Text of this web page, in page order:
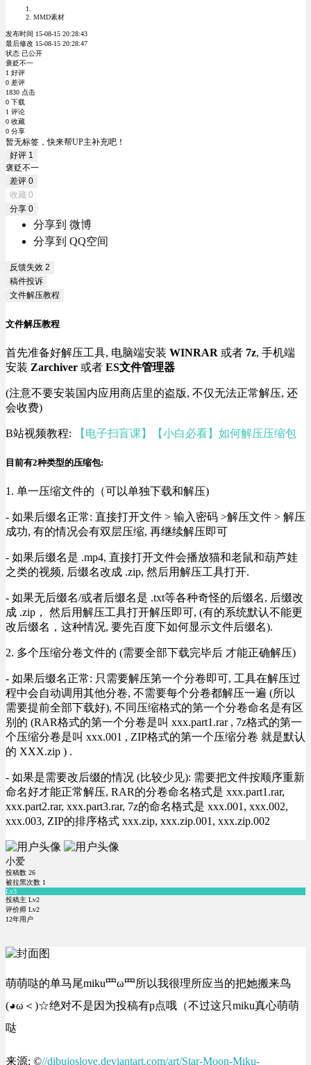
MMD素材
发布时间 15-08-15 20:28:43
最后修改 15-08-15 20:28:47
状态 已公开
褒贬不一
1 好评
0 差评
1830 点击
0 下载
1 评论
0 收藏
0 分享
暂无标签，快来帮UP主补充吧！
好评 1
褒贬不一
差评 0
收藏 0
分享 0
分享到 微博
分享到 QQ空间
反馈失效 2
稿件投诉
文件解压教程
文件解压教程
首先准备好解压工具, 电脑端安装 WINRAR 或者 7z, 手机端
安装 Zarchiver 或者 ES文件管理器
(注意不要安装国内应用商店里的盗版, 不仅无法正常解压, 还
会收费)
B站视频教程: 【电子扫盲课】【小白必看】如何解压压缩包
目前有2种类型的压缩包:
1. 单一压缩文件的（可以单独下载和解压)
- 如果后缀名正常: 直接打开文件 > 输入密码 >解压文件 > 解压
成功, 有的情况会有双层压缩, 再继续解压即可
- 如果后缀名是 .mp4, 直接打开文件会播放猫和老鼠和葫芦娃
之类的视频, 后缀名改成 .zip, 然后用解压工具打开.
- 如果无后缀名/或者后缀名是 .txt等各种奇怪的后缀名, 后缀改
成 .zip， 然后用解压工具打开解压即可, (有的系统默认不能更
改后缀名，这种情况, 要先百度下如何显示文件后缀名).
2. 多个压缩分卷文件的 (需要全部下载完毕后 才能正确解压)
- 如果后缀名正常: 只需要解压第一个分卷即可, 工具在解压过
程中会自动调用其他分卷, 不需要每个分卷都解压一遍 (所以
需要提前全部下载好), 不同压缩格式的第一个分卷命名是有区
别的 (RAR格式的第一个分卷是叫 xxx.part1.rar , 7z格式的第一
个压缩分卷是叫 xxx.001 , ZIP格式的第一个压缩分卷 就是默认
的 XXX.zip ) .
- 如果是需要改后缀的情况 (比较少见): 需要把文件按顺序重新
命名好才能正常解压, RAR的分卷命名格式是 xxx.part1.rar,
xxx.part2.rar, xxx.part3.rar, 7z的命名格式是 xxx.001, xxx.002,
xxx.003, ZIP的排序格式 xxx.zip, xxx.zip.001, xxx.zip.002
小爱
投稿数 26
被拉黑次数 1
Lv3
投稿主 Lv2
评价师 Lv2
12年用户
萌萌哒的单马尾miku罒ω罒所以我很理所应当的把她搬来鸟
(◕ω＜)☆绝对不是因为投稿有p点哦（不过这只miku真心萌萌
哒
来源: ©//dibujoslove.deviantart.com/art/Star-Moon-Miku-